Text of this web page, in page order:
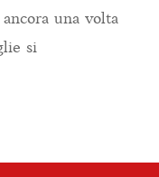
ancora una volta
si